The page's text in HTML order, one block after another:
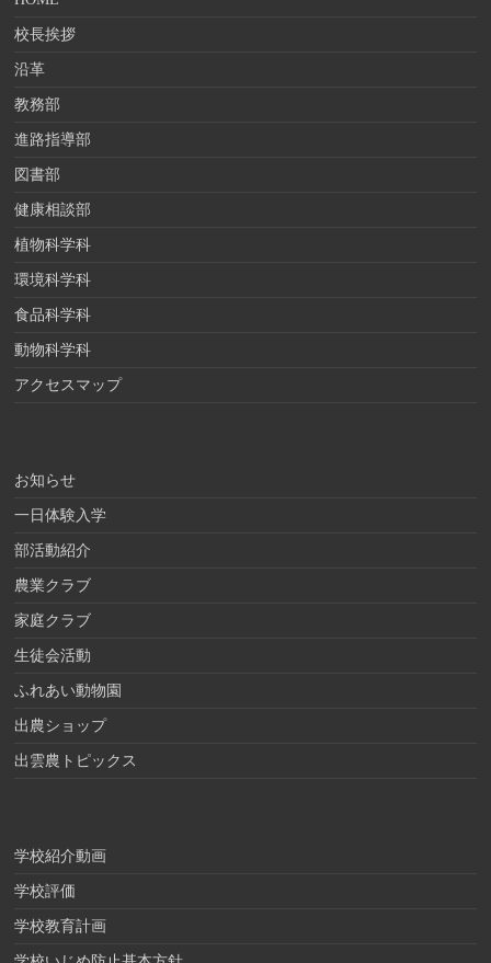
校長挨拶
沿革
教務部
進路指導部
図書部
健康相談部
植物科学科
環境科学科
食品科学科
動物科学科
アクセスマップ
お知らせ
一日体験入学
部活動紹介
農業クラブ
家庭クラブ
生徒会活動
ふれあい動物園
出農ショップ
出雲農トピックス
学校紹介動画
学校評価
学校教育計画